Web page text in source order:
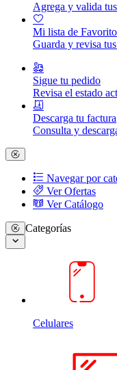
Agrega y valida
Mi lista de
Guarda y revisa
Sigue tu pedido
Revisa el estado
Descarga tu factura
Consulta y
Navegar por
Ver Ofertas
Ver Catálogo
Categorías
Celulares